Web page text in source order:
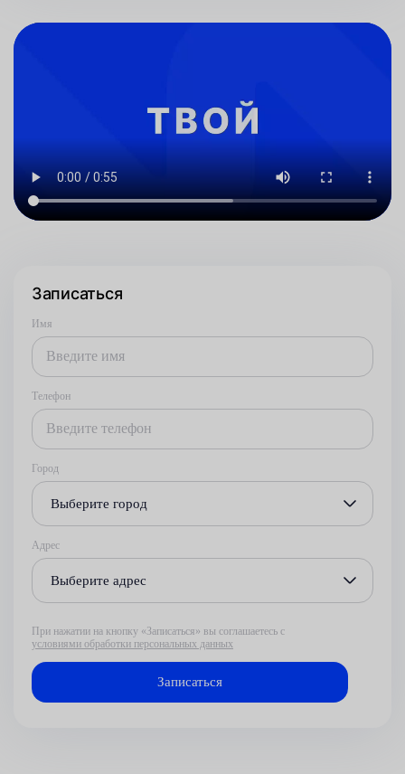
Записаться
Имя
Телефон
Город
Выберите город
Адрес
Выберите адрес
При нажатии на кнопку «Записаться» вы соглашаетесь с
условиями обработки персональных данных